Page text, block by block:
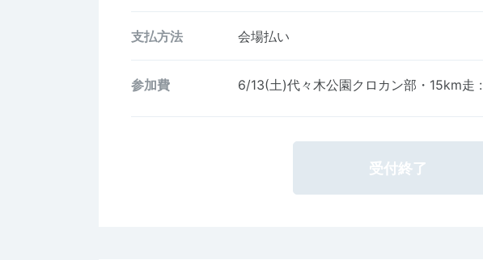
支払方法 会場払い
参加費 6/13(土)代々木公園クロカン部・15km走 :
受付終了